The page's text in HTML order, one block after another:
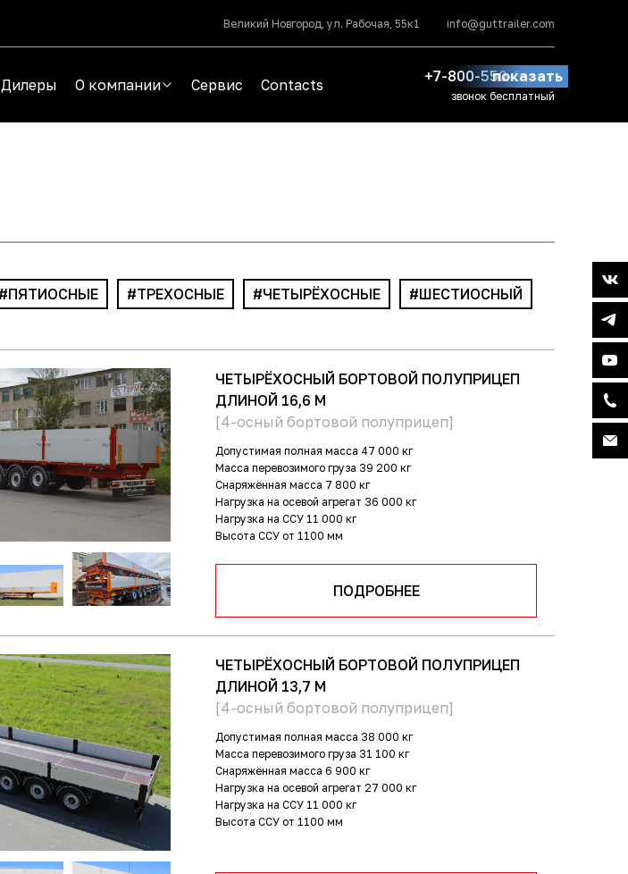
Великий Новгород, ул. Рабочая, 55к1 info@guttrailer.com
Дилеры О компании Сервис Contacts +7-800-550-39-91
показать
звонок бесплатный
ПЯТИОСНЫЕ ТРЕХОСНЫЕ ЧЕТЫРЁХОСНЫЕ ШЕСТИОСНЫЙ
ЧЕТЫРЁХОСНЫЙ БОРТОВОЙ ПОЛУПРИЦЕП
ДЛИНОЙ 16,6 М
[4-осный бортовой полуприцеп]
Допустимая полная масса 47 000 кг
Масса перевозимого груза 39 200 кг
Снаряжённая масса 7 800 кг
Нагрузка на осевой агрегат 36 000 кг
Нагрузка на ССУ 11 000 кг
Высота ССУ от 1100 мм
ПОДРОБНЕЕ
ЧЕТЫРЁХОСНЫЙ БОРТОВОЙ ПОЛУПРИЦЕП
ДЛИНОЙ 13,7 М
[4-осный бортовой полуприцеп]
Допустимая полная масса 38 000 кг
Масса перевозимого груза 31 100 кг
Снаряжённая масса 6 900 кг
Нагрузка на осевой агрегат 27 000 кг
Нагрузка на ССУ 11 000 кг
Высота ССУ от 1100 мм